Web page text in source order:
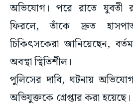
অভিযোগ। পরে রাতে যুবতী
ফিরলে, তাঁকে দ্রুত
চিকিৎসকেরা জানিয়েছেন,
অবস্থা স্থিতিশীল।
পুলিসের দাবি, ঘটনায়
অভিযুক্তকে গ্রেপ্তার করা